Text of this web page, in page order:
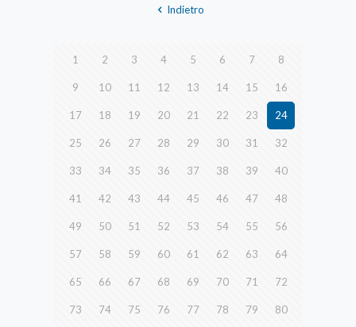
Indietro
1 2 3 4 5 6 7 8
9 10 11 12 13 14 15 16
17 18 19 20 21 22 23 24
25 26 27 28 29 30 31 32
33 34 35 36 37 38 39 40
41 42 43 44 45 46 47 48
49 50 51 52 53 54 55 56
57 58 59 60 61 62 63 64
65 66 67 68 69 70 71 72
73 74 75 76 77 78 79 80